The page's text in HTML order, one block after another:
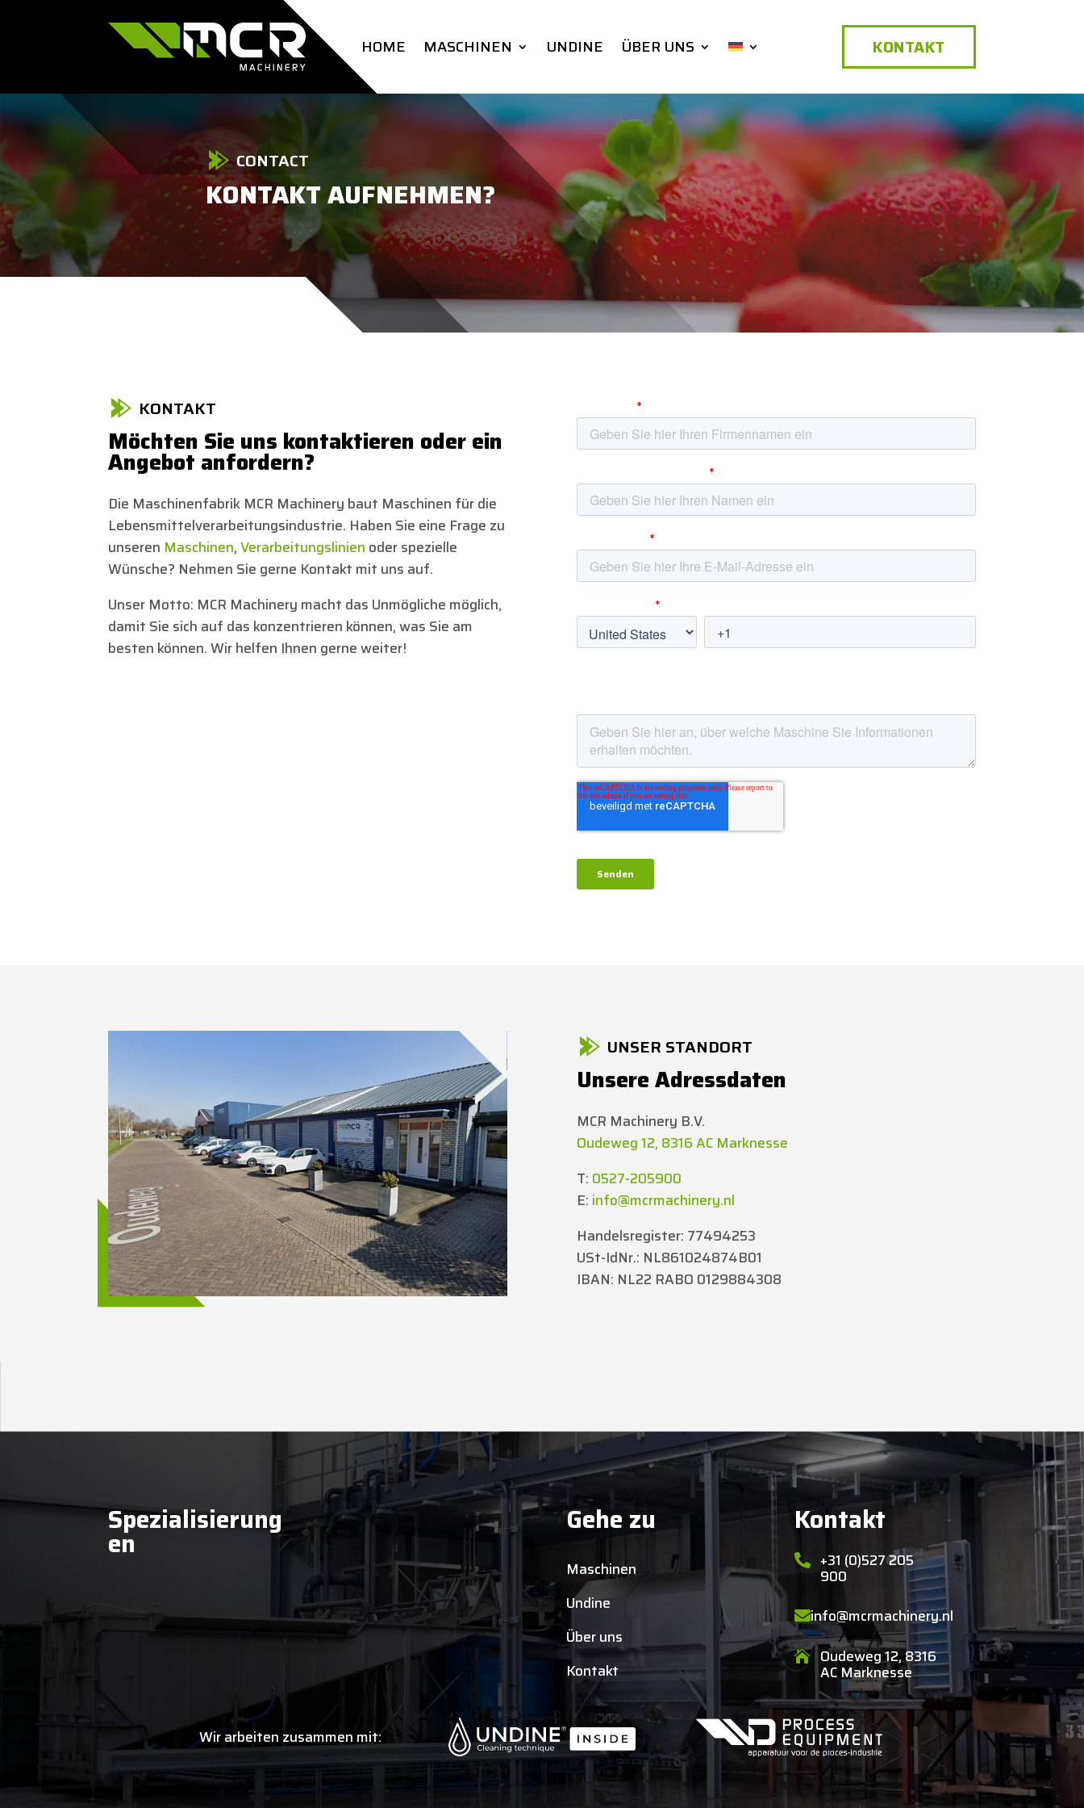
HOME MASCHINEN UNDINE ÜBER UNS KONTAKT
CONTACT
KONTAKT AUFNEHMEN?
KONTAKT
Möchten Sie uns kontaktieren oder ein
Angebot anfordern?
Die Maschinenfabrik MCR Machinery baut Maschinen für die
Lebensmittelverarbeitungsindustrie. Haben Sie eine Frage zu
unseren Maschinen,Verarbeitungslinien oder spezielle
Wünsche? Nehmen Sie gerne Kontakt mit uns auf.
Unser Motto: MCR Machinery macht das Unmögliche möglich,
damit Sie sich auf das konzentrieren können, was Sie am
besten können. Wir helfen Ihnen gerne weiter!
UNSER STANDORT
Unsere Adressdaten
MCR Machinery B.V.
Oudeweg 12, 8316 AC Marknesse
T: 0527-205900
E: info@mcrmachinery.nl
Handelsregister: 77494253
USt-IdNr.: NL861024874B01
IBAN: NL22 RABO 0129884308
Spezialisierung
en
Gehe zu
Maschinen
Undine
Über uns
Kontakt
Kontakt
 +31 (0)527 205
900
info@mcrmachinery.nl
 Oudeweg 12, 8316
AC Marknesse
Wir arbeiten zusammen mit: